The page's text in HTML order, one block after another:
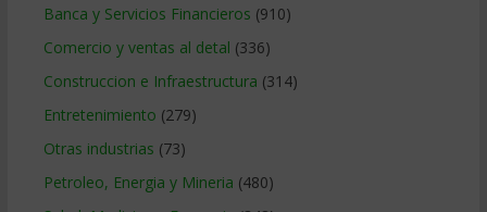
Banca y Servicios Financieros (910)
Comercio y ventas al detal (336)
Construccion e Infraestructura (314)
Entretenimiento (279)
Otras industrias (73)
Petroleo, Energia y Mineria (480)